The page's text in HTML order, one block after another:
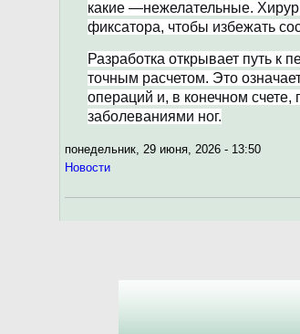
какие —нежелательные.
фиксатора, чтобы избежать
Разработка открывает путь к
точным расчетом. Это
операций и, в конечном
заболеваниями ног.
понедельник, 29 июня, 2026 - 13:50
Новости